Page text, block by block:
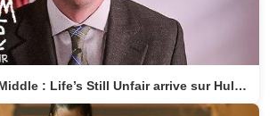
Malcolm in the Middle : Life’s Still Unfair arrive sur Hulu le 10 avril 2026